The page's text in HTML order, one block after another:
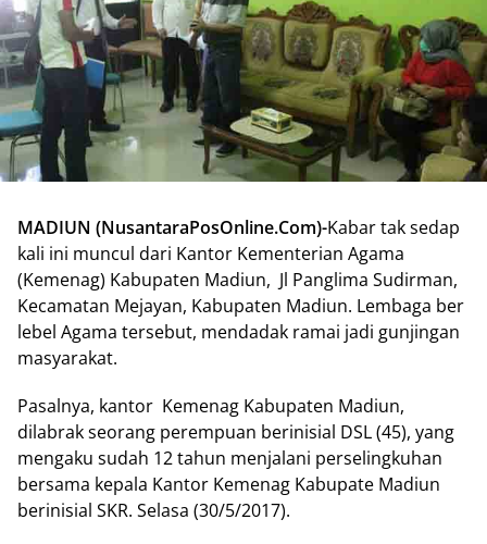
MADIUN (NusantaraPosOnline.Com)-Kabar tak sedap
kali ini muncul dari Kantor Kementerian Agama
(Kemenag) Kabupaten Madiun, Jl Panglima Sudirman,
Kecamatan Mejayan, Kabupaten Madiun. Lembaga ber
lebel Agama tersebut, mendadak ramai jadi gunjingan
masyarakat.
Pasalnya, kantor Kemenag Kabupaten Madiun,
dilabrak seorang perempuan berinisial DSL (45), yang
mengaku sudah 12 tahun menjalani perselingkuhan
bersama kepala Kantor Kemenag Kabupate Madiun
berinisial SKR. Selasa (30/5/2017).